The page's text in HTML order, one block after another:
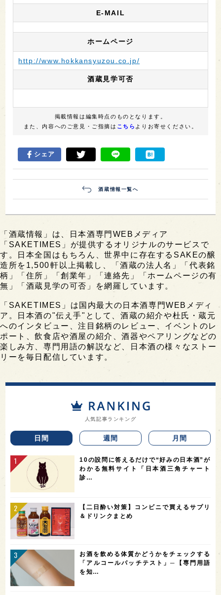
E-MAIL
ホームページ
http://www.hokkansyuzou.co.jp/
酒蔵見学可否
掲載情報は編集時点のものとなります。
また、内容へのご意見・ご指摘は こちら よりお寄せください。
シェア
酒蔵情報一覧へ
「酒蔵情報」は、日本酒専門WEBメディア
「SAKETIMES」が提供するオリジナルのサービスで
す。日本全国はもちろん、世界中に存在するSAKEの醸
造所を1,500軒以上掲載し、「酒蔵の法人名」「代表銘
柄」「住所」「創業年」「連絡先」「ホームページの有
無」「酒蔵見学の可否」を網羅しています。
「SAKETIMES」は国内最大の日本酒専門WEBメディ
ア。日本酒の"伝え手"として、酒蔵の紹介や杜氏・蔵元
へのインタビュー、注目銘柄のレビュー、イベントのレ
ポート、飲食店や酒屋の紹介、酒器やペアリングなどの
楽しみ方、専門用語の解説など、日本酒の様々なストー
リーを毎日配信しています。
人気記事ランキング
日間 週間 月間
10の設問に答えるだけで“好みの日本酒”が
わかる無料サイト「日本酒三角チャート
診…
【二日酔い対策】コンビニで買えるサプリ
＆ドリンクまとめ
お酒を飲める体質かどうかをチェックする
「アルコールパッチテスト」─【専門用語
を知…